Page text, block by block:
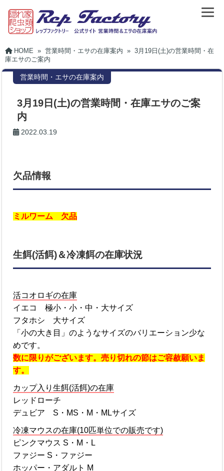
HOME » 営業時間・エサの在庫案内 » 3月19日(土)の営業時間・在
庫エサのご案内
営業時間・エサの在庫案内
3月19日(土)の営業時間・在庫エサのご案
内
2022.03.19
欠品情報
ミルワーム 欠品
生餌(活餌)＆冷凍餌の在庫状況
活コオロギの在庫
イエコ 極小・小・中・大サイズ
フタホシ 大サイズ
「小の大き目」のようなサイズのバリエーション少な
めです。
数に限りがございます。売り切れの節はご容赦願いま
す。
カップ入り生餌(活餌)の在庫
レッドローチ
デュビア S・MS・M・MLサイズ
冷凍マウスの在庫(10匹単位での販売です)
ピンクマウス S・M・L
ファジー S・ファジー
ホッパー・アダルト M